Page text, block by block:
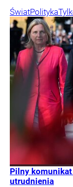
ŚwiatPolityka
Pilny
utrudnienia